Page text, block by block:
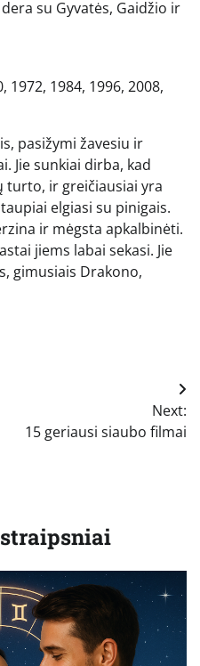
su Gyvatės, Gaidžio ir
1972, 1984, 1996, 2008,
pasižymi žavesiu ir
Jie sunkiai dirba, kad
turto, ir greičiausiai yra
elgiasi su pinigais.
ir mėgsta apkalbinėti.
jiems labai sekasi. Jie
gimusiais Drakono,
Next:
15 geriausi siaubo filmai